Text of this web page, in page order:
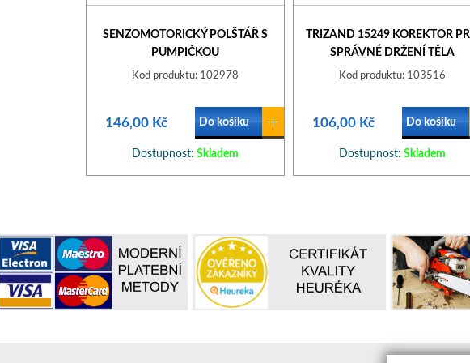
SENZOMOTORICKÝ POLŠTÁŘ S
PUMPIČKOU
Kod produktu: 102978
146,00 Kč Do košíku
Dostupnost: Skladem
TRIZAND 15249 KOREKTOR
SPRÁVNÉ DRŽENÍ TĚLA
Kod produktu: 103516
106,00 Kč Do košíku
Dostupnost: Skladem